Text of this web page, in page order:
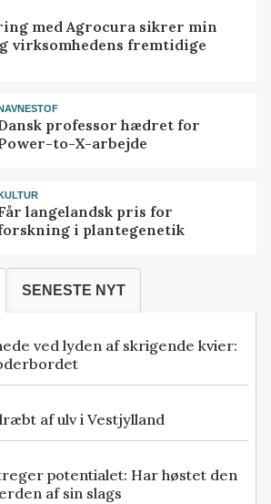
med Agrocura sikrer min
virksomhedens fremtidige
professor hædret for
to-X-arbejde
langelandsk pris for
i plantegenetik
SENESTE NYT
ved lyden af skrigende kvier:
af ulv i Vestjylland
potentialet: Har høstet den
af sin slags